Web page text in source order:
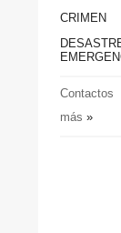
CRIMEN
Contactos
más »